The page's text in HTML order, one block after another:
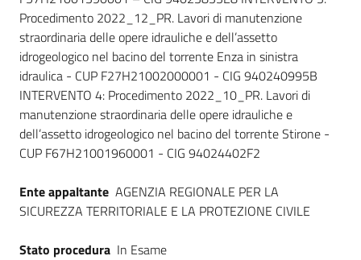
Procedimento 2022_12_PR. Lavori di manutenzione
straordinaria delle opere idrauliche e dell’assetto
idrogeologico nel bacino del torrente Enza in sinistra
idraulica - CUP F27H21002000001 - CIG 940240995B
INTERVENTO 4: Procedimento 2022_10_PR. Lavori di
manutenzione straordinaria delle opere idrauliche e
dell’assetto idrogeologico nel bacino del torrente Stirone -
CUP F67H21001960001 - CIG 94024402F2
Ente appaltante AGENZIA REGIONALE PER LA
SICUREZZA TERRITORIALE E LA PROTEZIONE CIVILE
Stato procedura In Esame